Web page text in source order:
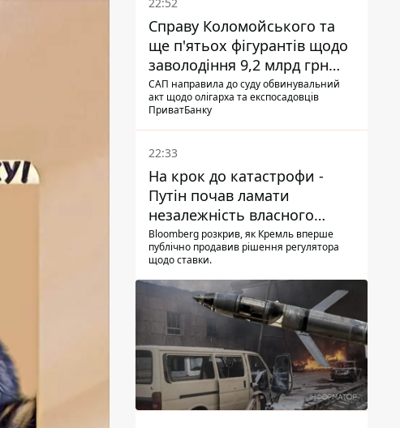
22:52
Справу Коломойського та
ще п'ятьох фігурантів щодо
заволодіння 9,2 млрд грн
ПриватБанку скерували до
суду
САП направила до суду обвинувальний
акт щодо олігарха та експосадовців
ПриватБанку
22:33
На крок до катастрофи -
Путін почав ламати
незалежність власного
Центробанку, змусивши
знизити базову ставку
Bloomberg розкрив, як Кремль вперше
публічно продавив рішення регулятора
щодо ставки.